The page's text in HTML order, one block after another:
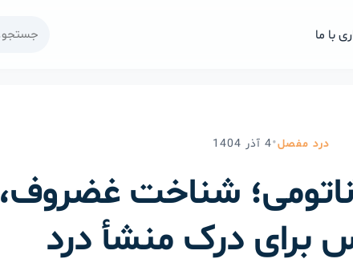
با ما
درد مفصل•
4 آذر 1404
شناخت غضروف،
برای درک منشأ درد